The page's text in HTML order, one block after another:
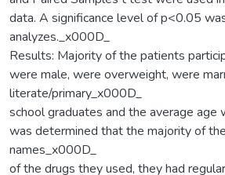
data. A significance level of p<0.05
analyzes._x000D_
Results: Majority of the patients
were male, were overweight, were
literate/primary_x000D_
school graduates and the average
was determined that the majority of
names_x000D_
of the drugs they used, they had